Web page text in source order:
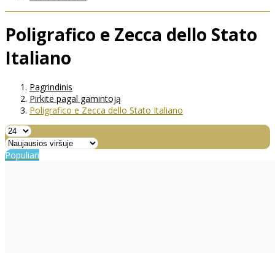
Poligrafico e Zecca dello Stato
Italiano
Pagrindinis
Pirkite pagal gamintoją
Poligrafico e Zecca dello Stato Italiano
Populiari